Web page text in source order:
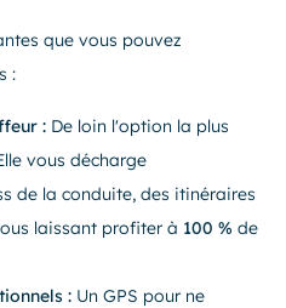
que vous pouvez
:
: De loin l'option la plus
vous décharge
de la conduite, des itinéraires
laissant profiter à 100 % de
: Un GPS pour ne